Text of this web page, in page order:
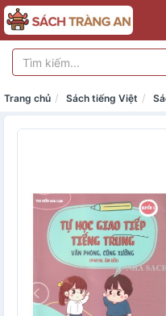
Trang chủ Sách tiếng Việt